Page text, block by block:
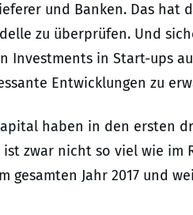
und Banken. Das hat
zu überprüfen. Und
Investments in Start-ups
Entwicklungen zu
haben in den ersten
zwar nicht so viel wie im
gesamten Jahr 2017 und